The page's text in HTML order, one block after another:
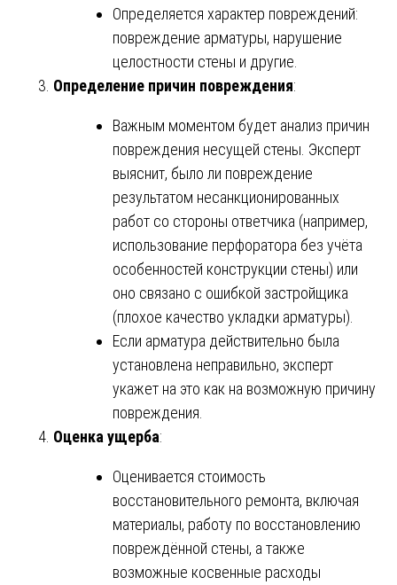
Определяется характер повреждений:
повреждение арматуры, нарушение
целостности стены и другие.
Определение причин повреждения:
Важным моментом будет анализ причин
повреждения несущей стены. Эксперт
выяснит, было ли повреждение
результатом несанкционированных
работ со стороны ответчика (например,
использование перфоратора без учёта
особенностей конструкции стены) или
оно связано с ошибкой застройщика
(плохое качество укладки арматуры).
Если арматура действительно была
установлена неправильно, эксперт
укажет на это как на возможную причину
повреждения.
Оценка ущерба:
Оценивается стоимость
восстановительного ремонта, включая
материалы, работу по восстановлению
повреждённой стены, а также
возможные косвенные расходы